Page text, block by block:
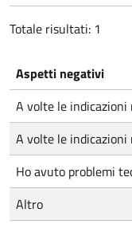
Totale risultati: 1
Aspetti negativi
A volte le
A volte le
Ho avuto problemi
Altro